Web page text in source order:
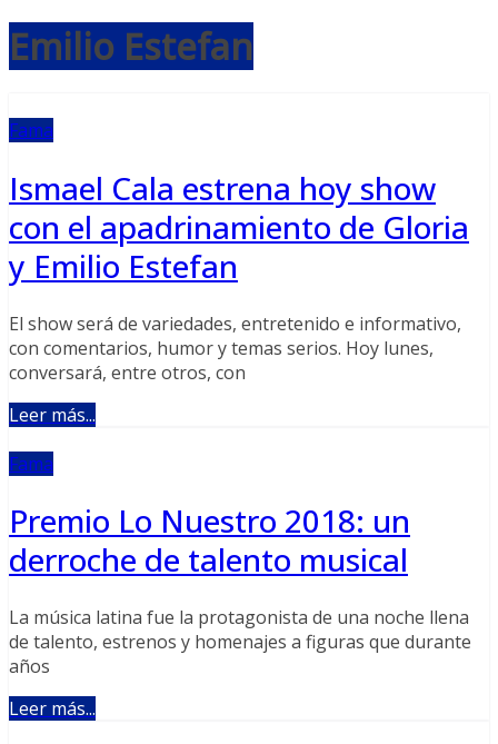
Emilio Estefan
Fama
Ismael Cala estrena hoy show
con el apadrinamiento de Gloria
y Emilio Estefan
El show será de variedades, entretenido e informativo,
con comentarios, humor y temas serios. Hoy lunes,
conversará, entre otros, con
Leer más...
Fama
Premio Lo Nuestro 2018: un
derroche de talento musical
La música latina fue la protagonista de una noche llena
de talento, estrenos y homenajes a figuras que durante
años
Leer más...